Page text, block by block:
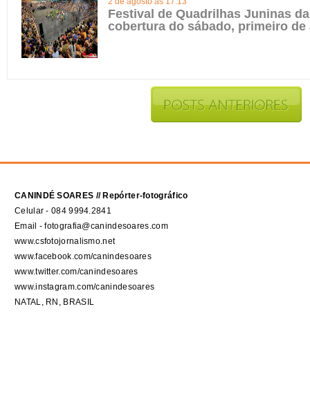
Festival de Quadrilhas Juninas
cobertura do sábado, primeiro de
CANINDÉ SOARES // Repórter-fotográfico
Celular - 084 9994.2841
Email - fotografia@canindesoares.com
www.csfotojornalismo.net
www.facebook.com/canindesoares
www.twitter.com/canindesoares
www.instagram.com/canindesoares
NATAL, RN, BRASIL